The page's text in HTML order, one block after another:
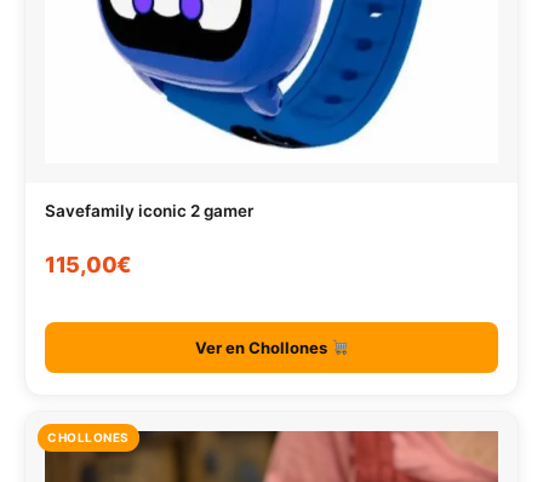
Savefamily iconic 2 gamer
115,00€
Ver en Chollones
CHOLLONES